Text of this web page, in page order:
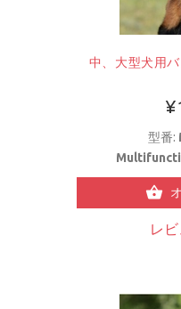
中、大型犬用
型番:
レ